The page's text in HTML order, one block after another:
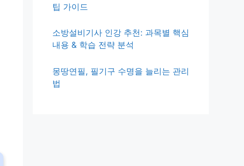
팁 가이드
소방설비기사 인강 추천: 과목별 핵심
내용 & 학습 전략 분석
몽땅연필, 필기구 수명을 늘리는 관리
법